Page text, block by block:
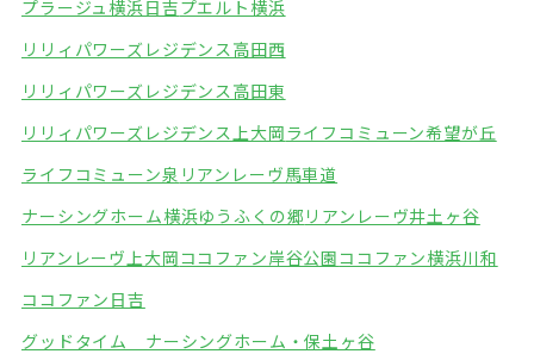
プラージュ横浜日吉プエルト横浜
リリィパワーズレジデンス高田西
リリィパワーズレジデンス高田東
リリィパワーズレジデンス上大岡ライフコミューン希望が丘
ライフコミューン泉 リアンレーヴ馬車道
ナーシングホーム横浜ゆうふくの郷 リアンレーヴ井土ヶ谷
リアンレーヴ上大岡ココファン岸谷公園ココファン横浜川和
ココファン日吉
グッドタイム ナーシングホーム・保土ヶ谷